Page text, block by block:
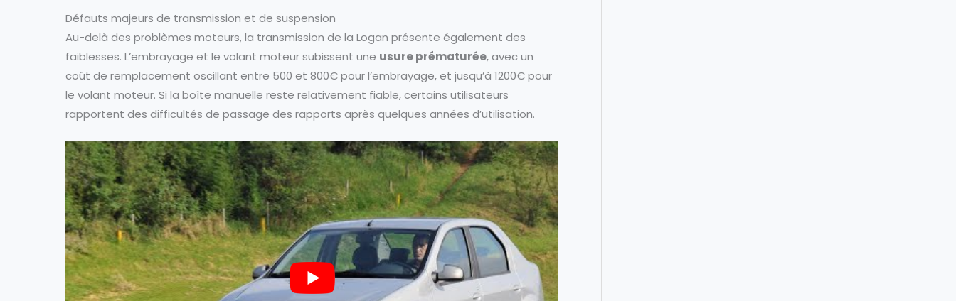
Défauts majeurs de transmission et de suspension
Au-delà des problèmes moteurs, la transmission de la Logan présente également des
faiblesses. L’embrayage et le volant moteur subissent une usure prématurée, avec un
coût de remplacement oscillant entre 500 et 800€ pour l’embrayage, et jusqu’à 1200€ pour
le volant moteur. Si la boîte manuelle reste relativement fiable, certains utilisateurs
rapportent des difficultés de passage des rapports après quelques années d’utilisation.